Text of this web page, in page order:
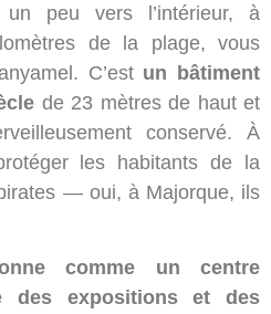
peu vers l’intérieur, à
de la plage, vous
C’est un bâtiment
de 23 mètres de haut et
conservé. À
les habitants de la
— oui, à Majorque, ils
comme un centre
des expositions et des